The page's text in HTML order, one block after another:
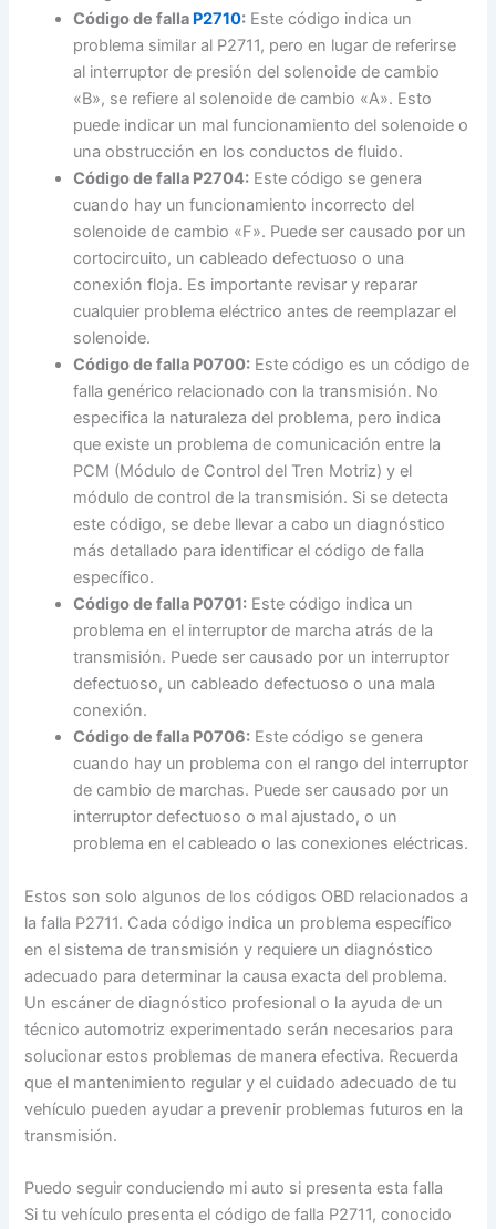
Código de falla P2710: Este código indica un
problema similar al P2711, pero en lugar de referirse
al interruptor de presión del solenoide de cambio
«B», se refiere al solenoide de cambio «A». Esto
puede indicar un mal funcionamiento del solenoide o
una obstrucción en los conductos de fluido.
Código de falla P2704: Este código se genera
cuando hay un funcionamiento incorrecto del
solenoide de cambio «F». Puede ser causado por un
cortocircuito, un cableado defectuoso o una
conexión floja. Es importante revisar y reparar
cualquier problema eléctrico antes de reemplazar el
solenoide.
Código de falla P0700: Este código es un código de
falla genérico relacionado con la transmisión. No
especifica la naturaleza del problema, pero indica
que existe un problema de comunicación entre la
PCM (Módulo de Control del Tren Motriz) y el
módulo de control de la transmisión. Si se detecta
este código, se debe llevar a cabo un diagnóstico
más detallado para identificar el código de falla
específico.
Código de falla P0701: Este código indica un
problema en el interruptor de marcha atrás de la
transmisión. Puede ser causado por un interruptor
defectuoso, un cableado defectuoso o una mala
conexión.
Código de falla P0706: Este código se genera
cuando hay un problema con el rango del interruptor
de cambio de marchas. Puede ser causado por un
interruptor defectuoso o mal ajustado, o un
problema en el cableado o las conexiones eléctricas.
Estos son solo algunos de los códigos OBD relacionados a
la falla P2711. Cada código indica un problema específico
en el sistema de transmisión y requiere un diagnóstico
adecuado para determinar la causa exacta del problema.
Un escáner de diagnóstico profesional o la ayuda de un
técnico automotriz experimentado serán necesarios para
solucionar estos problemas de manera efectiva. Recuerda
que el mantenimiento regular y el cuidado adecuado de tu
vehículo pueden ayudar a prevenir problemas futuros en la
transmisión.
Puedo seguir conduciendo mi auto si presenta esta falla
Si tu vehículo presenta el código de falla P2711, conocido